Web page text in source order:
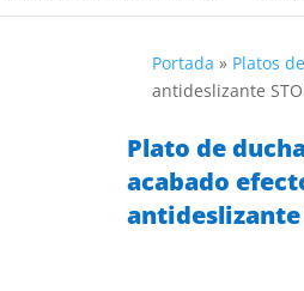
Portada » Platos
antideslizante
Plato de
acabado
antideslizante